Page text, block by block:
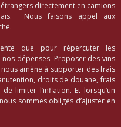
directement en camions
Nous faisons appel aux
que pour répercuter les
dépenses. Proposer des vins
amène à supporter des frais
droits de douane, frais
limiter l’inflation. Et lorsqu’un
sommes obligés d’ajuster en